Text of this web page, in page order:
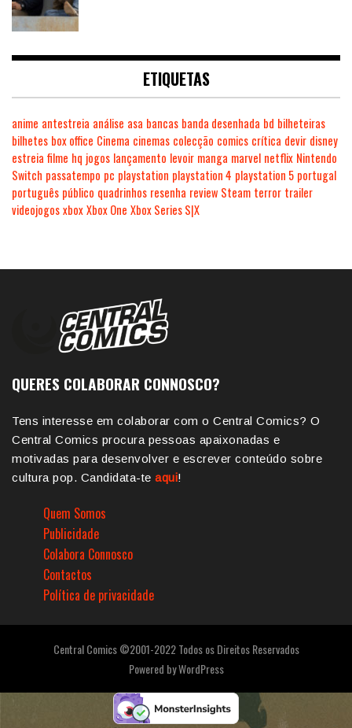
ETIQUETAS
anime antestreia análise asa bancas banda desenhada bd bilheteiras
bilhetes box office Cinema cinemas colecção comics crítica devir disney
estreia filme hq jogos lançamento levoir manga marvel netflix Nintendo
Switch passatempo pc playstation playstation 4 playstation 5 portugal
português público quadrinhos resenha review Steam terror trailer
videojogosxboxXbox One Xbox Series S|X
QUERES COLABORAR CONNOSCO?
Tens interesse em colaborar com o Central Comics? O
Central Comics procura pessoas apaixonadas e
motivadas para desenvolver e escrever conteúdo sobre
cultura pop. Candidata-te aqui!
Quem Somos
Publicidade
Colabora Connosco
Contactos
Política de privacidade
Central Comics ©2001-2022 Todos os Direitos Reservados
Powered byWordPress